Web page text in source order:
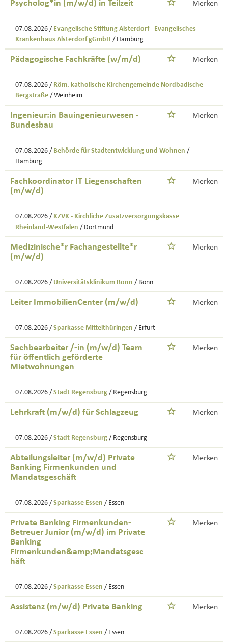
Psycholog*in (m/w/d) in Teilzeit Merken
07.08.2026 / Evangelische Stiftung Alsterdorf - Evangelisches
Krankenhaus Alsterdorf gGmbH / Hamburg
Pädagogische Fachkräfte (w/m/d) Merken
07.08.2026 / Röm.-katholische Kirchengemeinde Nordbadische
Bergstraße / Weinheim
Ingenieur:in Bauingenieurwesen -
Bundesbau
Merken
07.08.2026 / Behörde für Stadtentwicklung und Wohnen /
Hamburg
Fachkoordinator IT Liegenschaften
(m/w/d)
Merken
07.08.2026 / KZVK - Kirchliche Zusatzversorgungskasse
Rheinland-Westfalen / Dortmund
Medizinische*r Fachangestellte*r
(m/w/d)
Merken
07.08.2026 / Universitätsklinikum Bonn / Bonn
Leiter ImmobilienCenter (m/w/d) Merken
07.08.2026 / Sparkasse Mittelthüringen / Erfurt
Sachbearbeiter /-in (m/w/d) Team
für öffentlich geförderte
Mietwohnungen
Merken
07.08.2026 / Stadt Regensburg / Regensburg
Lehrkraft (m/w/d) für Schlagzeug Merken
07.08.2026 / Stadt Regensburg / Regensburg
Abteilungsleiter (m/w/d) Private
Banking Firmenkunden und
Mandatsgeschäft
Merken
07.08.2026 / Sparkasse Essen / Essen
Private Banking Firmenkunden-
Betreuer Junior (m/w/d) im Private
Banking
Firmenkunden&amp;Mandatsgesc
häft
Merken
07.08.2026 / Sparkasse Essen / Essen
Assistenz (m/w/d) Private Banking Merken
07.08.2026 / Sparkasse Essen / Essen